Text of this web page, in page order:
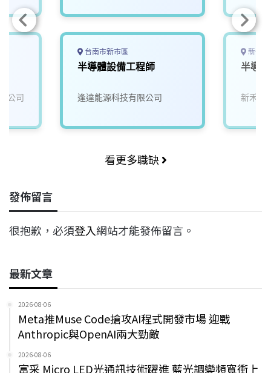
公司
台南市新市區
半導體設備工程師
逢達能源科技有限公司
新竹
半導
新禾應
看更多職缺
發佈留言
很抱歉，必須登入網站才能發佈留言。
最新文章
2026-08-06
Meta推Muse Code搶攻AI程式開發市場 迎戰
Anthropic與OpenAI兩大勁敵
2026-08-06
富采 Micro LED光通訊技術躍進 藍光調變頻寬衝上